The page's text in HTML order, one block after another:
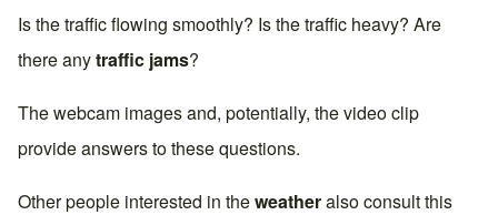
Is the traffic flowing smoothly? Is the traffic heavy? Are
there anytraffic jams?
The webcam images and, potentially, the video clip
provide answers to these questions.
Other people interested in theweatheralso consult this